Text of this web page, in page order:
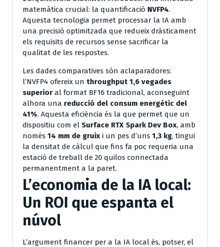
matemàtica crucial: la quantificació NVFP4.
Aquesta tecnologia permet processar la IA amb
una precisió optimitzada que redueix dràsticament
els requisits de recursos sense sacrificar la
qualitat de les respostes.
Les dades comparatives són aclaparadores:
l’NVFP4 ofereix un throughput 1,6 vegades
superior al format BF16 tradicional, aconseguint
alhora una reducció del consum energètic del
41%. Aquesta eficiència és la que permet que un
dispositiu com el Surface RTX Spark Dev Box, amb
només 14 mm de gruix i un pes d’uns 1,3 kg, tingui
la densitat de càlcul que fins fa poc requeria una
estació de treball de 20 quilos connectada
permanentment a la paret.
L’economia de la IA local:
Un ROI que espanta el
núvol
L’argument financer per a la IA local és, potser, el